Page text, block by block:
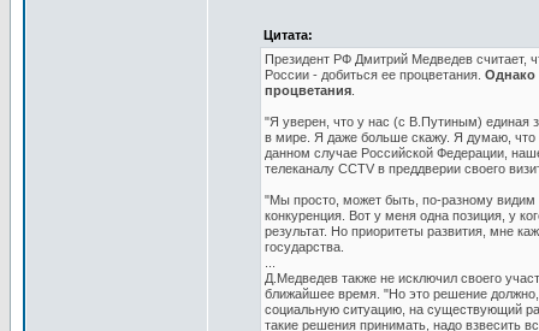
Цитата:
Президент РФ Дмитрий Медведев считает,
России - добиться ее процветания. Однако
процветания
"Я уверен, что у нас (с В.Путиным) единая
в мире. Я даже больше скажу. Я думаю, что
данном случае Российской Федерации,
телеканалу CCTV в преддверии своего
"Мы просто, может быть, по-разному видим
конкуренция. Вот у меня одна позиция, у
результат. Но приоритеты развития, мне
государства.
Д.Медведев также не исключил своего
ближайшее время. "Но это решение
социальную ситуацию, на существующий
такие решения принимать, надо взвесить